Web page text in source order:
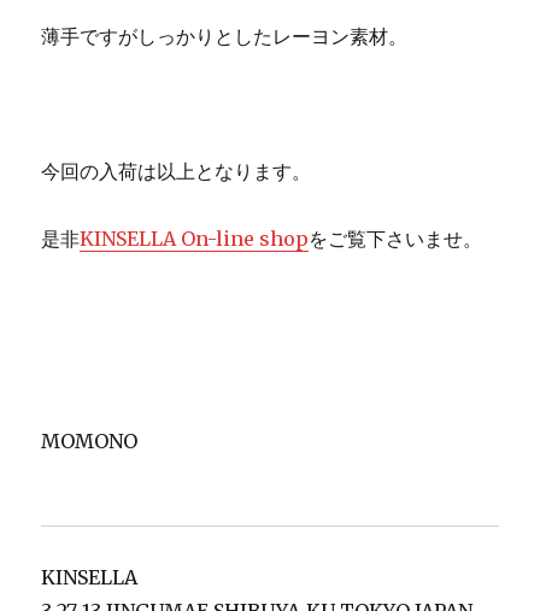
薄手ですがしっかりとしたレーヨン素材。
今回の入荷は以上となります。
是非KINSELLA On-line shopをご覧下さいませ。
MOMONO
KINSELLA